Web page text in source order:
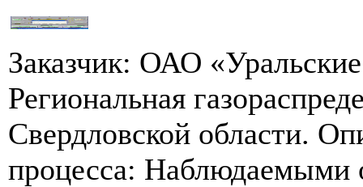
Заказчик: ОАО
Региональная
Свердловской области.
процесса: Наблюдаемыми